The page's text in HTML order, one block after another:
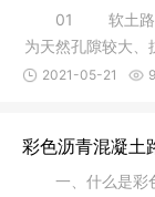
01 软土路基
为天然孔隙较大、
特定标
2021-05-21
彩色沥青混凝土
一、什么是彩